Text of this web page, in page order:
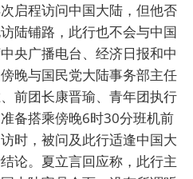
启程访问中国大陆，但他否
陆铺路，此行也不会与中国
央广播电台、经济日报和中
晚与国民党大陆事务部主任
前团长康晋瑜、青年团执行
备搭乘傍晚6时30分班机前
时，被问及此行适逢中国大
论。夏立言回应称，此行主